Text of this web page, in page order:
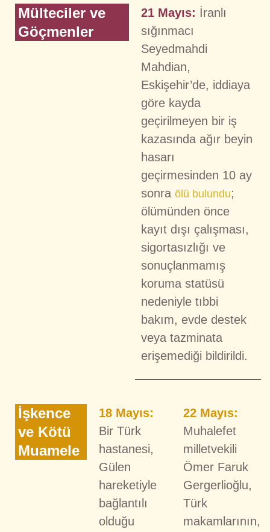
Mülteciler ve
Göçmenler
21 Mayıs: İranlı
sığınmacı
Seyedmahdi
Mahdian,
Eskişehir’de, iddiaya
göre kayda
geçirilmeyen bir iş
kazasında ağır beyin
hasarı
geçirmesinden 10 ay
sonra ölü bulundu;
ölümünden önce
kayıt dışı çalışması,
sigortasızlığı ve
sonuçlanmamış
koruma statüsü
nedeniyle tıbbi
bakım, evde destek
veya tazminata
erişemediği bildirildi.
İşkence
ve Kötü
Muamele
18 Mayıs:
Bir Türk
hastanesi,
Gülen
hareketiyle
bağlantılı
olduğu
22 Mayıs:
Muhalefet
milletvekili
Ömer Faruk
Gergerlioğlu,
Türk
makamlarının,